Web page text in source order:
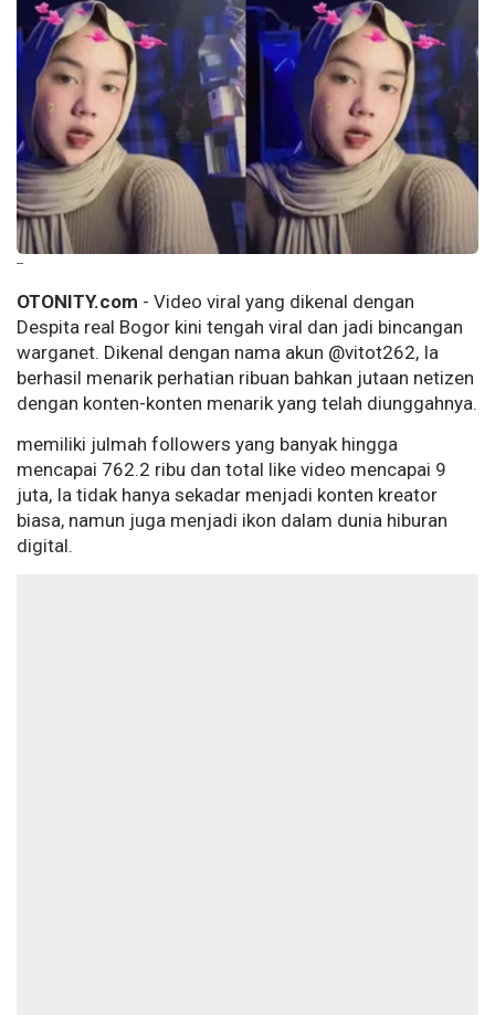
--
OTONITY.com - Video viral yang dikenal dengan
Despita real Bogor kini tengah viral dan jadi bincangan
warganet. Dikenal dengan nama akun @vitot262, Ia
berhasil menarik perhatian ribuan bahkan jutaan netizen
dengan konten-konten menarik yang telah diunggahnya.
memiliki julmah followers yang banyak hingga
mencapai 762.2 ribu dan total like video mencapai 9
juta, Ia tidak hanya sekadar menjadi konten kreator
biasa, namun juga menjadi ikon dalam dunia hiburan
digital.